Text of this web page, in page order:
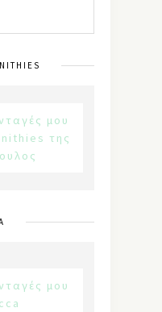
μου
της
μου